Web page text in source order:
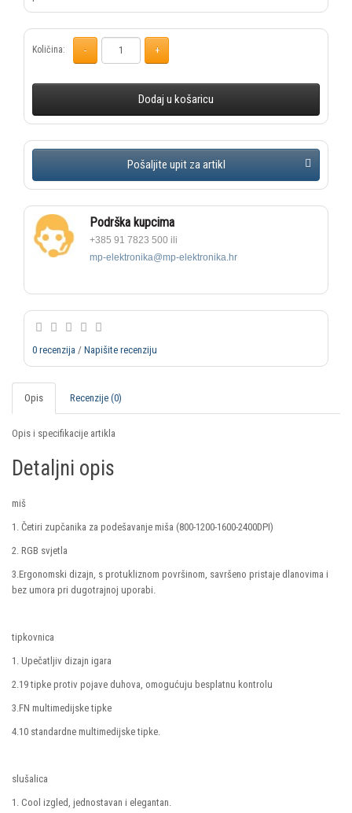
Količina:
Dodaj u košaricu
Podrška kupcima
+385 91 7823 500 ili
mp-elektronika@mp-elektronika.hr
0 recenzija / Napišite recenziju
Opis Recenzije (0)
Opis i specifikacije artikla
Detaljni opis
miš
1. Četiri zupčanika za podešavanje miša (800-1200-1600-2400DPI)
2. RGB svjetla
3.Ergonomski dizajn, s protukliznom površinom, savršeno pristaje dlanovima i
bez umora pri dugotrajnoj uporabi.
tipkovnica
1. Upečatljiv dizajn igara
2.19 tipke protiv pojave duhova, omogućuju besplatnu kontrolu
3.FN multimedijske tipke
4.10 standardne multimedijske tipke.
slušalica
1. Cool izgled, jednostavan i elegantan.